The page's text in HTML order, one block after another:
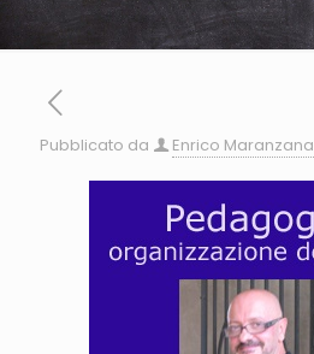
Pubblicato da Enrico Maranzana